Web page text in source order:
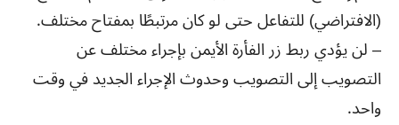
(الافتراضي) للتفاعل حتى لو كان مرتبطًا بمفتاح مختلف.
– لن يؤدي ربط زر الفأرة الأيمن بإجراء مختلف عن
التصويب إلى التصويب وحدوث الإجراء الجديد في وقت
واحد.